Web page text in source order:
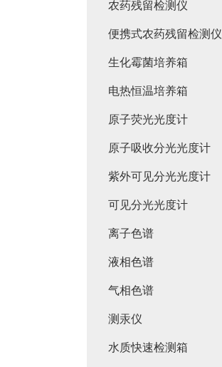
农药残留检测仪
便携式农药残留检测仪
生化霉菌培养箱
电热恒温培养箱
原子荧光光度计
原子吸收分光光度计
紫外可见分光光度计
可见分光光度计
离子色谱
液相色谱
气相色谱
测汞仪
水质快速检测箱